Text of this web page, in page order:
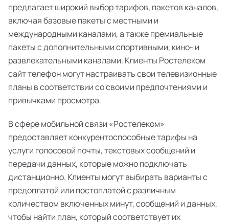
предлагает широкий выбор тарифов, пакетов каналов,
включая базовые пакеты с местными и
международными каналами, а также премиальные
пакеты с дополнительными спортивными, кино- и
развлекательными каналами. Клиенты Ростелеком
сайт телефон могут настраивать свои телевизионные
планы в соответствии со своими предпочтениями и
привычками просмотра.
В сфере мобильной связи «Ростелеком»
предоставляет конкурентоспособные тарифы на
услуги голосовой почты, текстовых сообщений и
передачи данных, которые можно подключать
дистанционно. Клиенты могут выбирать варианты с
предоплатой или постоплатой с различным
количеством включенных минут, сообщений и данных,
чтобы найти план, который соответствует их